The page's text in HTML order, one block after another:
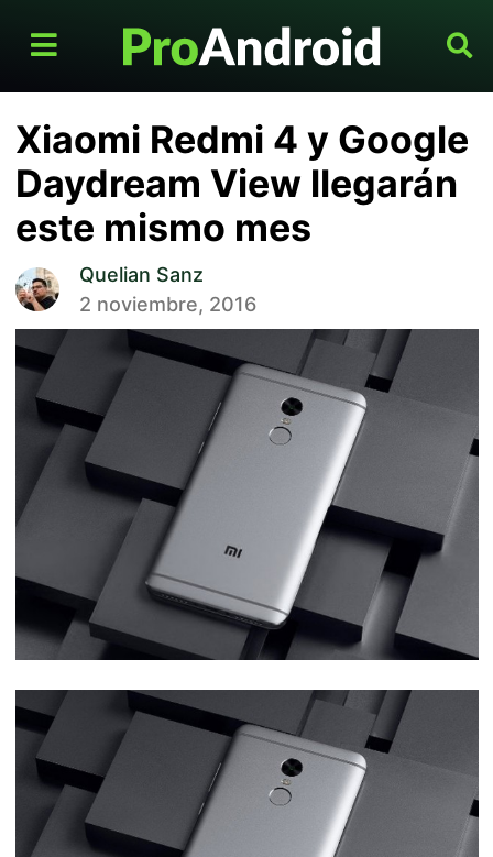
Xiaomi Redmi 4 y Google
Daydream View llegarán
este mismo mes
Quelian Sanz
2 noviembre, 2016